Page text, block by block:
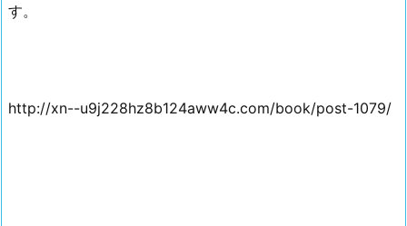
す。
http://xn--u9j228hz8b124aww4c.com/book/post-1079/